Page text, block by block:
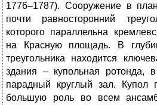
1776–1787). Сооружение в
почти равносторонний
которого параллельна
на Красную площадь. В
треугольника находится
здания – купольная ротонда,
парадный круглый зал. Купол
большую роль во всем